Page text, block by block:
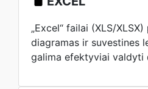
„Excel“ failai (XLS/
diagramas ir suvestines
galima efektyviai valdyti